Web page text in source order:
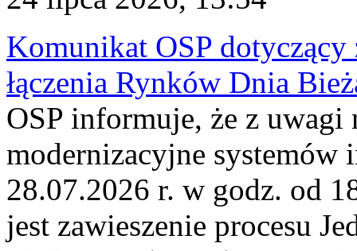
Komunikat OSP dotyczący
łączenia Rynków Dnia
OSP informuje, że z uwagi
modernizacyjne
28.07.2026 r. w godz. od
jest zawieszenie procesu